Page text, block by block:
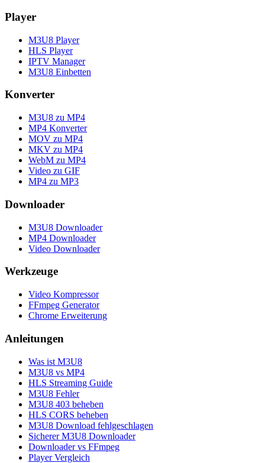
Player
M3U8 Player
HLS Player
IPTV Manager
M3U8 Einbetten
Konverter
M3U8 zu MP4
MP4 Konverter
MOV zu MP4
MKV zu MP4
WebM zu MP4
Video zu GIF
MP4 zu MP3
Downloader
M3U8 Downloader
MP4 Downloader
Video Downloader
Werkzeuge
Video Kompressor
FFmpeg Generator
Chrome Erweiterung
Anleitungen
Was ist M3U8
M3U8 vs MP4
HLS Streaming Guide
M3U8 Fehler
M3U8 403 beheben
HLS CORS beheben
M3U8 Download fehlgeschlagen
Sicherer M3U8 Downloader
Downloader vs FFmpeg
Player Vergleich